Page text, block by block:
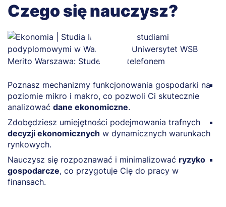
Czego się nauczysz?
Poznasz mechanizmy funkcjonowania gospodarki na
poziomie mikro i makro, co pozwoli Ci skutecznie
analizować dane ekonomiczne.
Zdobędziesz umiejętności podejmowania trafnych
decyzji ekonomicznych w dynamicznych warunkach
rynkowych.
Nauczysz się rozpoznawać i minimalizować ryzyko
gospodarcze, co przygotuje Cię do pracy w
finansach.